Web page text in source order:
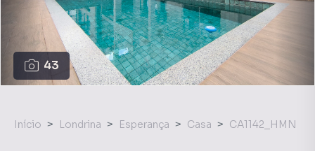
43
Início Londrina Esperança Casa CA1142_HMN